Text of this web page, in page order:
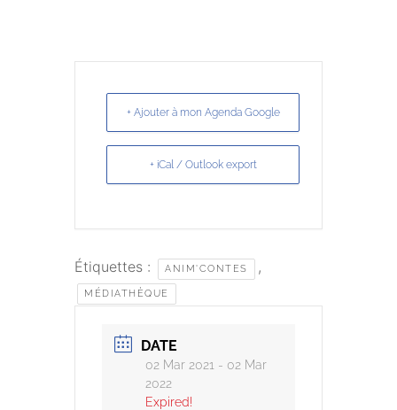
+ Ajouter à mon Agenda Google
+ iCal / Outlook export
Étiquettes : ANIM'CONTES ,
MÉDIATHÈQUE
DATE
02 Mar 2021 - 02 Mar
2022
Expired!